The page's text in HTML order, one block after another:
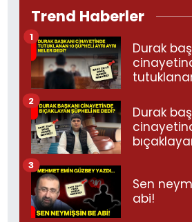
Trend Haberler
Durak
neler
1
Durak
2
Sen
abi!
3